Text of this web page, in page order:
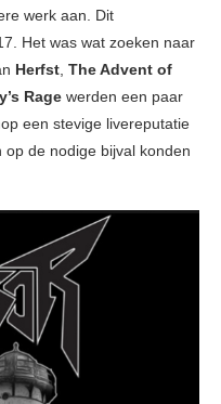
werk aan. Dit
Het was wat zoeken naar
Herfst, The Advent of
Rage werden een paar
een stevige livereputatie
de nodige bijval konden